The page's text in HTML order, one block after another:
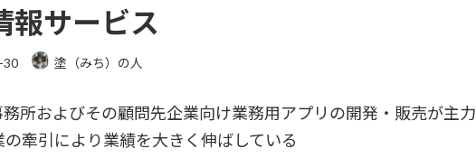
報サービス
30 塗（みち）の人
所およびその顧問先企業向け業務用アプリの開発・販売が主力
牽引により業績を大きく伸ばしている